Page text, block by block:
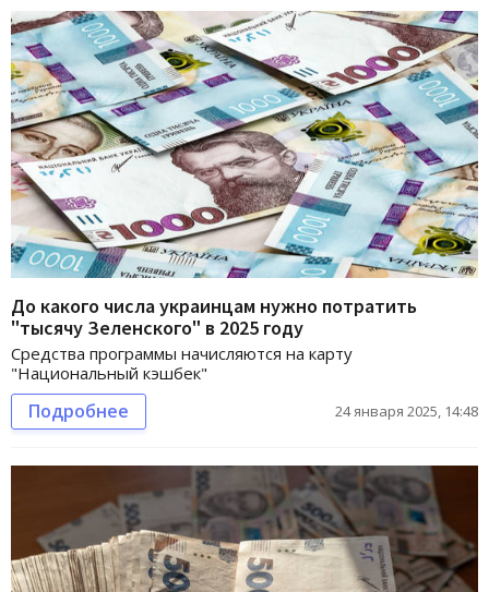
До какого числа украинцам нужно потратить
"тысячу Зеленского" в 2025 году
Средства программы начисляются на карту
"Национальный кэшбек"
Подробнее 24 января 2025, 14:48